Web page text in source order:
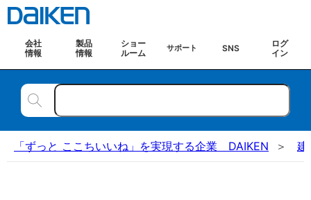
会社
情報
製品
情報
ショー
ルーム
サポート SNS
ログ
イン
「ずっと ここちいいね」を実現する企業 DAIKEN 建